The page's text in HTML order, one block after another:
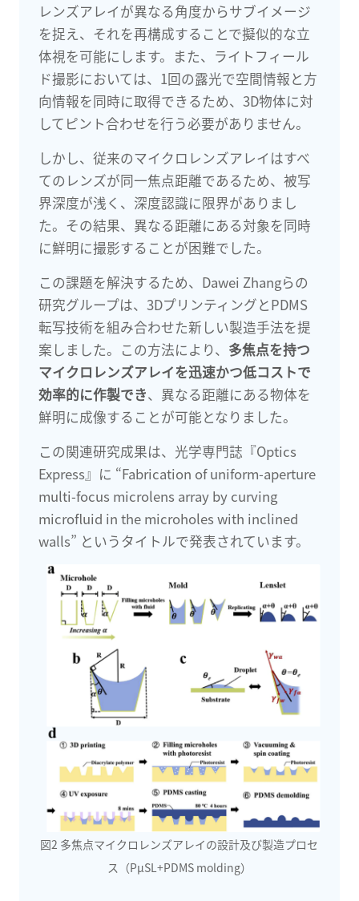
レンズアレイが異なる角度からサブイメージ
を捉え、それを再構成することで擬似的な立
体視を可能にします。また、ライトフィール
ド撮影においては、1回の露光で空間情報と方
向情報を同時に取得できるため、3D物体に対
してピント合わせを行う必要がありません。
しかし、従来のマイクロレンズアレイはすべ
てのレンズが同一焦点距離であるため、被写
界深度が浅く、深度認識に限界がありまし
た。その結果、異なる距離にある対象を同時
に鮮明に撮影することが困難でした。
この課題を解決するため、Dawei Zhangらの
研究グループは、3DプリンティングとPDMS
転写技術を組み合わせた新しい製造手法を提
案しました。この方法により、 多焦点を持つ
マイクロレンズアレイを迅速かつ低コストで
効率的に作製でき、異なる距離にある物体を
鮮明に成像することが可能となりました。
この関連研究成果は、光学専門誌『Optics
Express』に “Fabrication of uniform-aperture
multi-focus microlens array by curving
microfluid in the microholes with inclined
walls” というタイトルで発表されています。
図2 多焦点マイクロレンズアレイの設計及び製造プロセ
ス（PμSL+PDMS molding）